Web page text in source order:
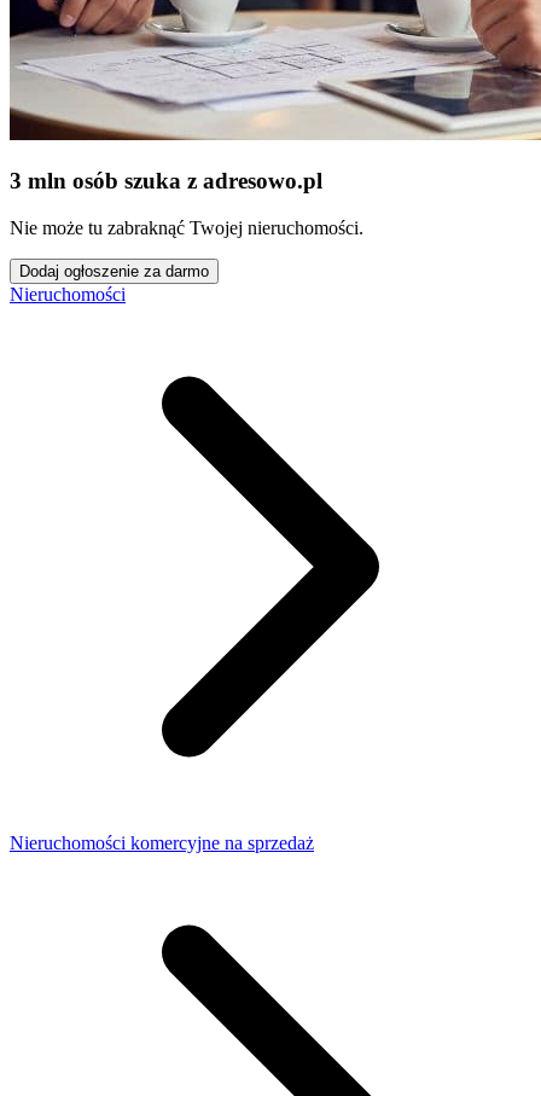
3 mln osób szuka z adresowo.pl
Nie może tu zabraknąć Twojej nieruchomości.
Dodaj ogłoszenie za darmo
Nieruchomości
Nieruchomości komercyjne na sprzedaż